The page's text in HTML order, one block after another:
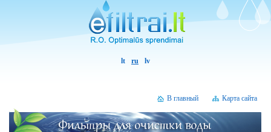
lt ru lv
Карта сайта
В главный